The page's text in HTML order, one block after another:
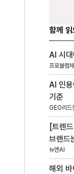
함께
AI 시
프로블럼
AI 인
기준
GEO리드
[트렌
브랜드
뉴엔AI
해외